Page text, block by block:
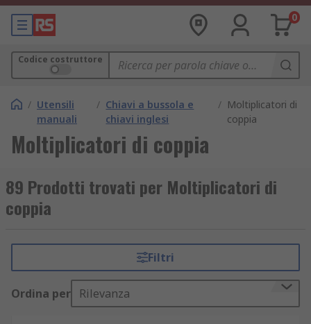
0
Codice costruttore
/ Utensili
manuali
/ Chiavi a bussola e
chiavi inglesi
/ Moltiplicatori di
coppia
Moltiplicatori di coppia
89 Prodotti trovati per Moltiplicatori di
coppia
Filtri
Ordina per Rilevanza